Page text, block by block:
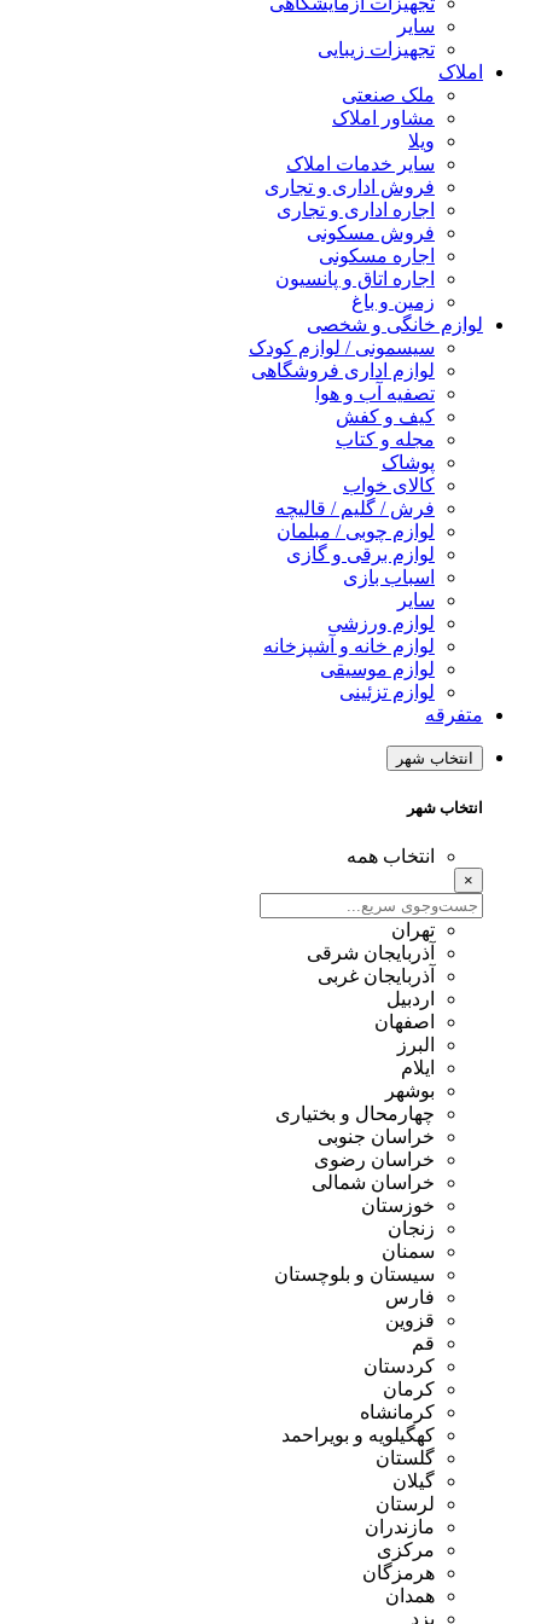
سایر
تجهیزات زیبایی
املاک
ملک صنعتی
مشاور املاک
ویلا
سایر خدمات املاک
فروش اداری و تجاری
اجاره اداری و تجاری
فروش مسکونی
اجاره مسکونی
اجاره اتاق و پانسیون
زمین و باغ
لوازم خانگی و شخصی
سیسمونی / لوازم کودک
لوازم اداری فروشگاهی
تصفیه آب و هوا
کیف و کفش
مجله و کتاب
پوشاک
کالای خواب
فرش / گلیم / قالیچه
لوازم چوبی / مبلمان
لوازم برقی و گازی
اسباب بازی
سایر
لوازم ورزشی
لوازم خانه و آشپزخانه
لوازم موسیقی
لوازم تزئینی
متفرقه
انتخاب شهر
انتخاب شهر
انتخاب همه
تهران
آذربایجان شرقی
آذربایجان غربی
اردبیل
اصفهان
البرز
ایلام
بوشهر
چهارمحال و بختیاری
خراسان جنوبی
خراسان رضوی
خراسان شمالی
خوزستان
زنجان
سمنان
سیستان و بلوچستان
فارس
قزوین
قم
کردستان
کرمان
کرمانشاه
کهگیلویه و بویراحمد
گلستان
گیلان
لرستان
مازندران
مرکزی
هرمزگان
همدان
یزد